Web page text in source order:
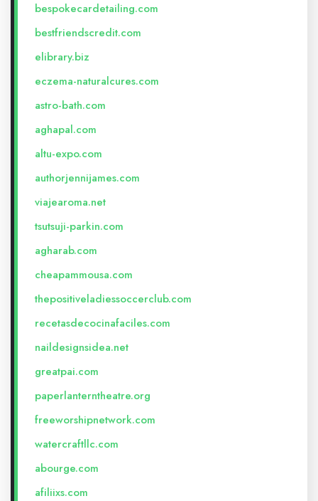
bespokecardetailing.com
bestfriendscredit.com
elibrary.biz
eczema-naturalcures.com
astro-bath.com
aghapal.com
altu-expo.com
authorjennijames.com
viajearoma.net
tsutsuji-parkin.com
agharab.com
cheapammousa.com
thepositiveladiessoccerclub.com
recetasdecocinafaciles.com
naildesignsidea.net
greatpai.com
paperlanterntheatre.org
freeworshipnetwork.com
watercraftllc.com
abourge.com
afiliixs.com